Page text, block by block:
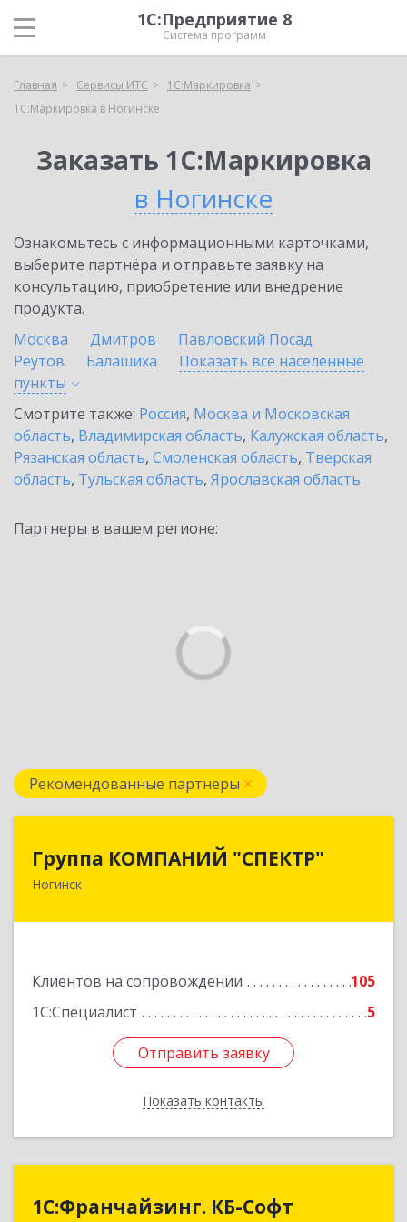
1С:Предприятие 8
Система программ
Главная Сервисы ИТС
1С:Маркировка
1С:Маркировка в Ногинске
Заказать 1С:Маркировка
в Ногинске
Ознакомьтесь с информационными карточками,
выберите партнёра и отправьте заявку на
консультацию, приобретение или внедрение
продукта.
Москва
Дмитров
Павловский Посад
Реутов
Балашиха
Показать все населенные
пункты
Смотрите также: Россия, Москва и Московская
область, Владимирская область, Калужская область,
Рязанская область, Смоленская область, Тверская
область, Тульская область, Ярославская область
Партнеры в вашем регионе:
Рекомендованные партнеры
Группа КОМПАНИЙ "СПЕКТР"
Ногинск
Клиентов на сопровождении
105
1С:Специалист
5
Отправить заявку
Показать контакты
Группа КОМПАНИЙ "СПЕКТР"
142400, Московская обл, г.о.Богородский,
Отправить заявку
Назад
1С:Франчайзинг. КБ-Софт
1С:Франчайзинг. КБ-Софт